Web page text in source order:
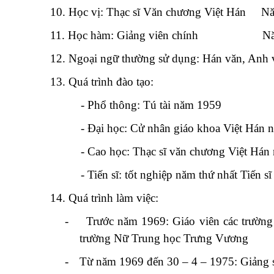
10. Học vị: Thạc sĩ Văn chương Việt Hán
11. Học hàm: Giảng viên chính
12. Ngoại ngữ thường sử dụng: Hán văn, Anh
13. Quá trình đào tạo:
- Phổ thông: Tú tài năm 1959
- Đại học: Cử nhân giáo khoa Việt Hán
- Cao học: Thạc sĩ văn chương Việt Hán
- Tiến sĩ: tốt nghiệp năm thứ nhất Tiến
14. Quá trình làm việc:
-
Trước năm 1969: Giáo viên các
trường Nữ Trung học Trưng Vương
-
Từ năm 1969 đến 30 – 4 – 1975: